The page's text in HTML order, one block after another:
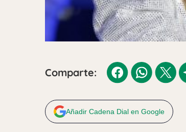
Comparte:
Añadir Cadena Dial en Google